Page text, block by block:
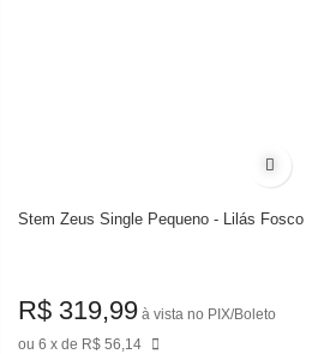
Stem Zeus Single Pequeno - Lilás Fosco
6 de R$ 56,14
R$ 319,99 à vista no PIX/Boleto